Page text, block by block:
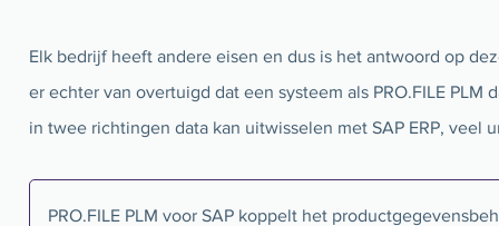
Elk bedrijf heeft andere eisen en dus is het antwoord op
er echter van overtuigd dat een systeem als PRO.FILE PLM
in twee richtingen data kan uitwisselen met SAP ERP, veel
PRO.FILE PLM voor SAP koppelt het